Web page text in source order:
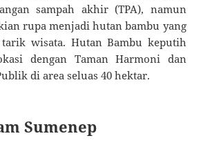
sampah akhir (TPA), namun
rupa menjadi hutan bambu yang
wisata. Hutan Bambu keputih
dengan Taman Harmoni dan
di area seluas 40 hektar.
Sumenep